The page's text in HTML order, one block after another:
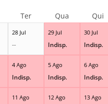
28 Jul
--
29 Jul
Indisp.
30 Jul
Indisp.
4 Ago
Indisp.
5 Ago
Indisp.
6 Ago
Indisp.
11 Ago 12 Ago 13 Ago
Ter Qua Qui